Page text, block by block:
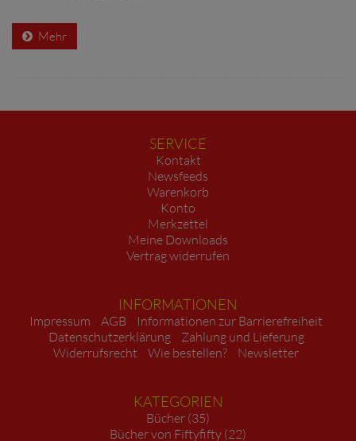
Mehr
SERVICE
Kontakt
Newsfeeds
Warenkorb
Konto
Merkzettel
Meine Downloads
Vertrag widerrufen
INFORMATIONEN
Impressum AGB
Informationen zur Barrierefreiheit
Datenschutzerklärung
Zahlung und Lieferung
Widerrufsrecht
Wie bestellen? Newsletter
KATEGORIEN
Bücher (35)
Bücher von Fiftyfifty (22)